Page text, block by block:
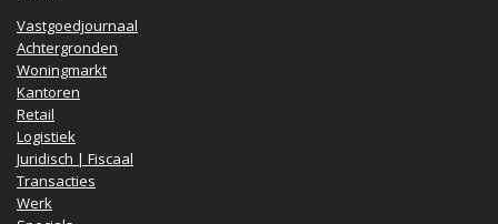
Vastgoedjournaal
Achtergronden
Woningmarkt
Kantoren
Retail
Logistiek
Juridisch | Fiscaal
Transacties
Werk